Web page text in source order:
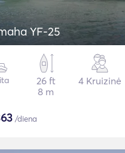
YF-25
26 ft
8 m
4 Kruizinė
/diena